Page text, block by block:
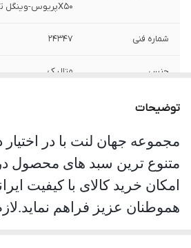
X50پریوس-وینگل تک کابین
شماره فنی 24347
جنس متالیک
توضیحات
مجموعه جهان لنت با در اختیار
متنوع ترین سبد های محصول
امکان خرید کالای با کیفیت
هموطنان عزیز فراهم